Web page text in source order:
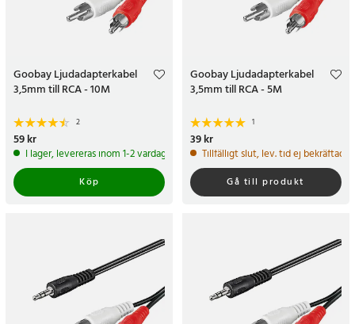
Goobay Ljudadapterkabel
3,5mm till RCA - 10M
2
Pris:
59 kr
I lager, levereras inom 1-2 vardagar
Köp
Goobay Ljudadapterkabel
3,5mm till RCA - 5M
1
Pris:
39 kr
Tillfälligt slut, lev. tid ej bekräftad.
Gå till produkt